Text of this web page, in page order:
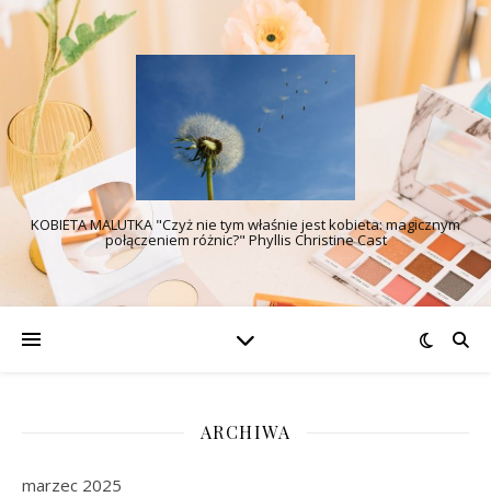
KOBIETA MALUTKA "Czyż nie tym właśnie jest kobieta: magicznym
połączeniem różnic?" Phyllis Christine Cast
ARCHIWA
marzec 2025